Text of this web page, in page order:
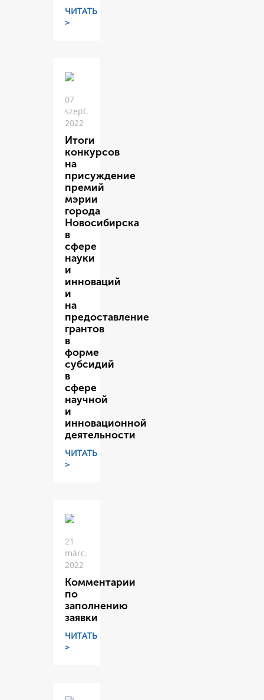
ЧИТАТЬ
>
07
szept.
2022
Итоги
конкурсов
на
присуждение
премий
мэрии
города
Новосибирска
в
сфере
науки
и
инноваций
и
на
предоставление
грантов
в
форме
субсидий
в
сфере
научной
и
инновационной
деятельности
ЧИТАТЬ
>
21
márc.
2022
Комментарии
по
заполнению
заявки
ЧИТАТЬ
>